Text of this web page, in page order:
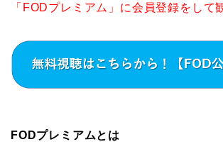
「FODプレミアム」に会員登録をして
FODプレミアムとは